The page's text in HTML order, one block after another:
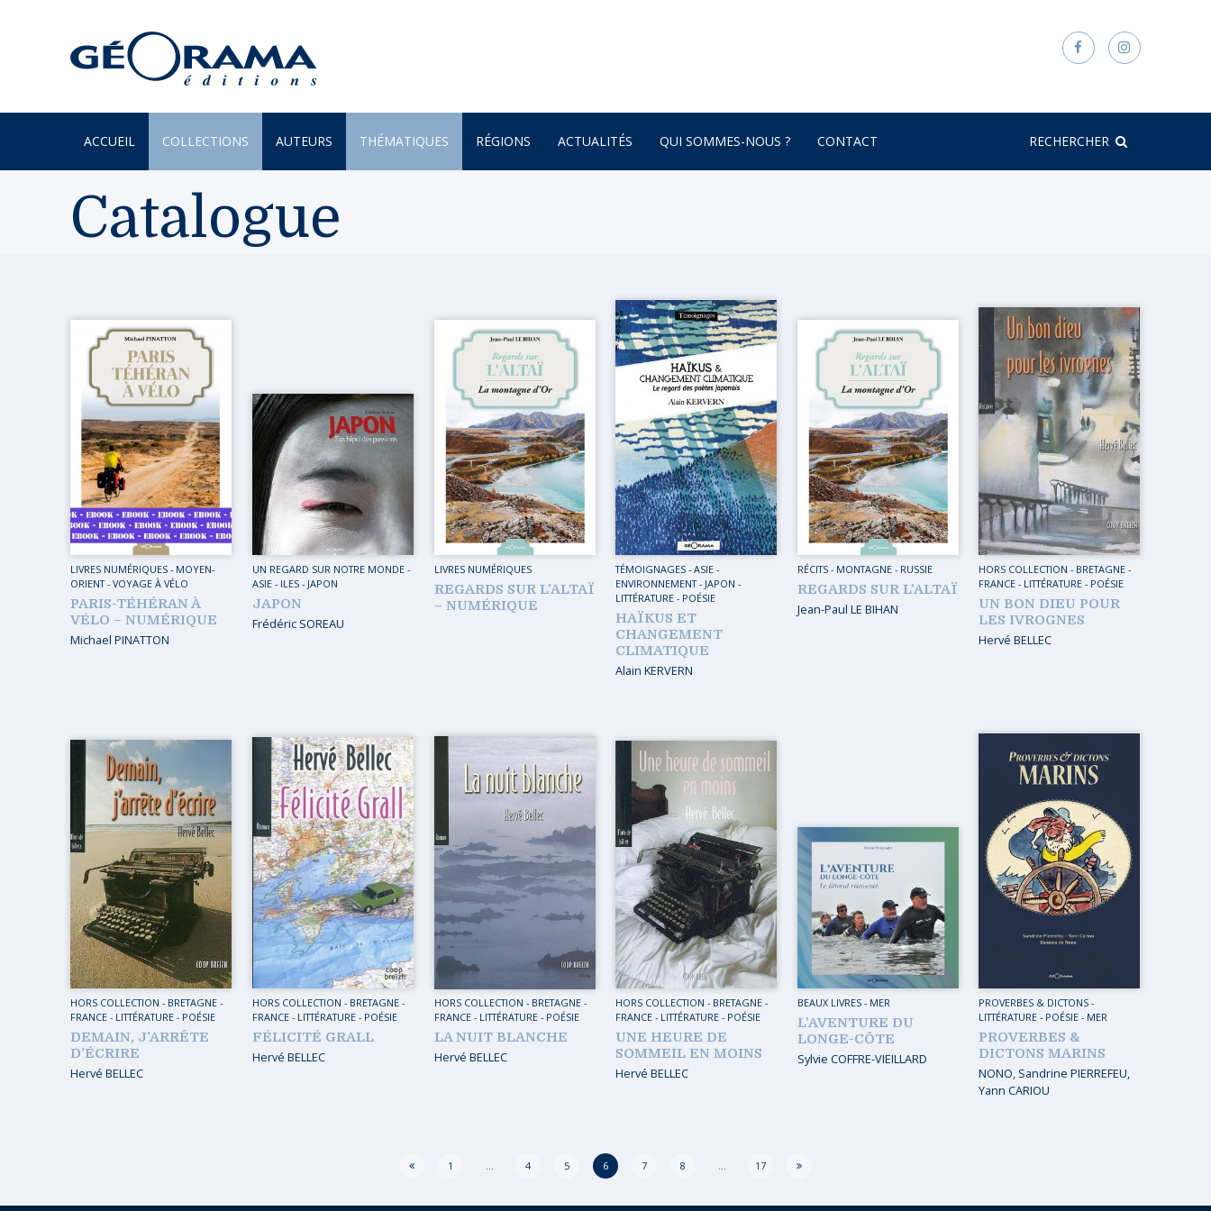
ACCUEIL COLLECTIONS
PAR MONTS & PAR VAUX
UN REGARD SUR NOTRE
MONDE
POÉSIE
PROVERBES & DICTONS
GUIDES
HORS COLLECTION
TÉMOIGNAGES
ROMANS
LIVRETS PÉDAGOGIQUES
EN POCHE
MUSIQUE
CARNETS DE BORD
AUTEURS THÉMATIQUES
LITTÉRATURE – POÉSIE
MUSIQUES DU MONDE
TOUR DU MONDE
VOYAGE INITIATIQUE
VOYAGE EN AUTO – VAN
VOYAGE À PIED
VOYAGE EN TRAIN
RÉGIONS
ASIE
ASIE CENTRALE
BRETAGNE
CARAÏBES
CAUCASE
EUROPE
EUROPE DE L’EST
FRANCE
GRAND NORD
ACTUALITÉS QUI SOMMES-NOUS ? CONTACT RECHERCHER
Catalogue
LIVRES NUMÉRIQUES - MOYEN-
ORIENT-VOYAGE À VÉLO
PARIS-TÉHÉRAN À
VÉLO – NUMÉRIQUE
Michael PINATTON
UN REGARD SUR NOTRE MONDE -
ASIE - ILES - JAPON
JAPON
Frédéric SOREAU
LIVRES NUMÉRIQUES
REGARDS SUR L’ALTAÏ
– NUMÉRIQUE
TÉMOIGNAGES -ASIE -
ENVIRONNEMENT- JAPON -
LITTÉRATURE - POÉSIE
HAÏKUS ET
CHANGEMENT
CLIMATIQUE
Alain KERVERN
RÉCITS- MONTAGNE- RUSSIE
REGARDS SUR L’ALTAÏ
Jean-Paul LE BIHAN
HORS COLLECTION - BRETAGNE -
FRANCE - LITTÉRATURE - POÉSIE
UN BON DIEU POUR
LES IVROGNES
Hervé BELLEC
HORS COLLECTION - BRETAGNE -
FRANCE - LITTÉRATURE - POÉSIE
DEMAIN, J’ARRÊTE
D’ÉCRIRE
Hervé BELLEC
HORS COLLECTION - BRETAGNE -
FRANCE - LITTÉRATURE - POÉSIE
FÉLICITÉ GRALL
Hervé BELLEC
HORS COLLECTION - BRETAGNE-
FRANCE- LITTÉRATURE - POÉSIE
LA NUIT BLANCHE
Hervé BELLEC
HORS COLLECTION - BRETAGNE -
FRANCE - LITTÉRATURE - POÉSIE
UNE HEURE DE
SOMMEIL EN MOINS
Hervé BELLEC
BEAUX LIVRES- MER
L’AVENTURE DU
LONGE-CÔTE
Sylvie COFFRE-VIEILLARD
PROVERBES & DICTONS -
LITTÉRATURE - POÉSIE - MER
PROVERBES &
DICTONS MARINS
NONO, Sandrine PIERREFEU,
Yann CARIOU
1 … 4 5 6 7 8 … 17